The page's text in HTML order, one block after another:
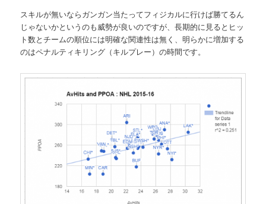
スキルが無いならガンガン当たってフィジカルに行けば勝てるん
じゃないかというのも威勢が良いのですが、長期的に見るとヒッ
ト数とチームの順位には明確な関連性は無く、明らかに増加する
のはペナルティキリング（キルプレー）の時間です。